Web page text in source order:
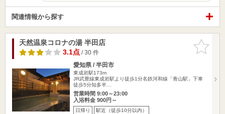
関連情報から探す
お気に入
りに追加
天然温泉コロナの湯 半田店
3.1点/ 30 件
愛知県 / 半田市
東成岩駅173m
JR武豊線東成岩駅より徒歩1分名鉄河和線「青山駅」下車
徒歩5分知多半…
営業時間 9:00～23:00
入浴料金 900円～
日帰り 駅近（徒歩10分以内）